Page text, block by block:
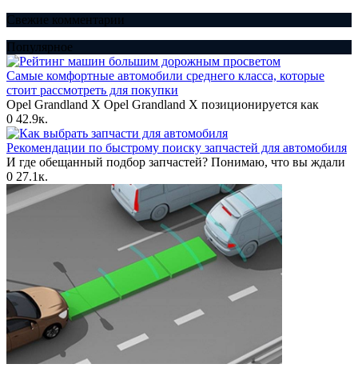
Свежие комментарии
Популярное
Самые комфортные автомобили среднего класса, которые
стоит рассмотреть для покупки
Opel Grandland X Opel Grandland X позиционируется как
0 42.9к.
Рекомендации по быстрому поиску запчастей для автомобиля
И где обещанный подбор запчастей? Понимаю, что вы ждали
0 27.1к.